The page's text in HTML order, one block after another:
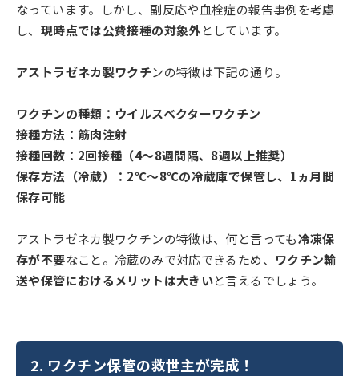
なっています。しかし、副反応や血栓症の報告事例を考慮
し、 現時点では公費接種の対象外としています。
アストラゼネカ製ワクチンの特徴は下記の通り。
ワクチンの種類：ウイルスベクターワクチン
接種方法：筋肉注射
接種回数：2回接種（4～8週間隔、8週以上推奨）
保存方法（冷蔵）：2℃～8℃の冷蔵庫で保管し、1ヵ月間
保存可能
アストラゼネカ製ワクチンの特徴は、何と言っても冷凍保
存が不要なこと。冷蔵のみで対応できるため、
ワクチン輸
送や保管におけるメリットは大きいと言えるでしょう。
2. ワクチン保管の救世主が完成！